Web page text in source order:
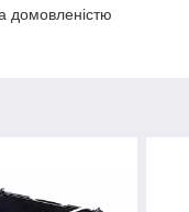
домовленістю